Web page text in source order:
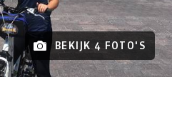
BEKIJK 4 FOTO'S